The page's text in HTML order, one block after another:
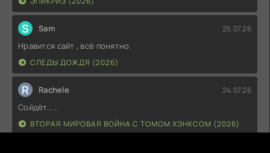
S Sam 25.07.26
Нравится сайт , всё понятно.
СЛЕДЫ ДОЖДЯ (2026)
R Rachele 24.07.26
Сойдёт......
ВТОРАЯ МИРОВАЯ ВОЙНА С ТОМОМ ХЭНКСОМ (2026)